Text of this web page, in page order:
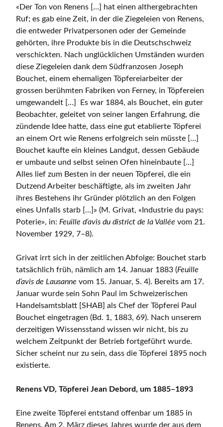
«Der Ton von Renens […] hat einen althergebrachten
Ruf; es gab eine Zeit, in der die Ziegeleien von Renens,
die entweder Privatpersonen oder der Gemeinde
gehörten, ihre Produkte bis in die Deutschschweiz
verschickten. Nach unglücklichen Umständen wurden
diese Ziegeleien dank dem Südfranzosen Joseph
Bouchet, einem ehemaligen Töpfereiarbeiter der
grossen berühmten Fabriken von Ferney, in Töpfereien
umgewandelt […] Es war 1884, als Bouchet, ein guter
Beobachter, geleitet von seiner langen Erfahrung, die
zündende Idee hatte, dass eine gut etablierte Töpferei
an einem Ort wie Renens erfolgreich sein müsste […]
Bouchet kaufte ein kleines Landgut, dessen Gebäude
er umbaute und selbst seinen Ofen hineinbaute […]
Alles lief zum Besten in der neuen Töpferei, die ein
Dutzend Arbeiter beschäftigte, als im zweiten Jahr
ihres Bestehens ihr Gründer plötzlich an den Folgen
eines Unfalls starb […]» (M. Grivat, «Industrie du pays:
Poterie», in: Feuille d’avis du district de la Vallée vom 21.
November 1929, 7–8).
Grivat irrt sich in der zeitlichen Abfolge: Bouchet starb
tatsächlich früh, nämlich am 14. Januar 1883 (Feuille
d’avis de Lausanne vom 15. Januar, S. 4). Bereits am 17.
Januar wurde sein Sohn Paul im Schweizerischen
Handelsamtsblatt [SHAB] als Chef der Töpferei Paul
Bouchet eingetragen (Bd. 1, 1883, 69). Nach unserem
derzeitigen Wissensstand wissen wir nicht, bis zu
welchem Zeitpunkt der Betrieb fortgeführt wurde.
Sicher scheint nur zu sein, dass die Töpferei 1895 noch
existierte.
Renens VD, Töpferei Jean Debord, um 1885–1893
Eine zweite Töpferei entstand offenbar um 1885 in
Renens. Am 2. März dieses Jahres wurde der aus dem